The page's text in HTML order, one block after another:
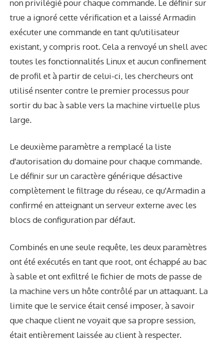
non privilégié pour chaque commande. Le définir sur
true a ignoré cette vérification et a laissé Armadin
exécuter une commande en tant qu'utilisateur
existant, y compris root. Cela a renvoyé un shell avec
toutes les fonctionnalités Linux et aucun confinement
de profil et à partir de celui-ci, les chercheurs ont
utilisé nsenter contre le premier processus pour
sortir du bac à sable vers la machine virtuelle plus
large.
Le deuxième paramètre a remplacé la liste
d'autorisation du domaine pour chaque commande.
Le définir sur un caractère générique désactive
complètement le filtrage du réseau, ce qu'Armadin a
confirmé en atteignant un serveur externe avec les
blocs de configuration par défaut.
Combinés en une seule requête, les deux paramètres
ont été exécutés en tant que root, ont échappé au bac
à sable et ont exfiltré le fichier de mots de passe de
la machine vers un hôte contrôlé par un attaquant. La
limite que le service était censé imposer, à savoir
que chaque client ne voyait que sa propre session,
était entièrement laissée au client à respecter.